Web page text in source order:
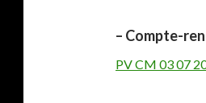
– Compte-
PV CM 03 07